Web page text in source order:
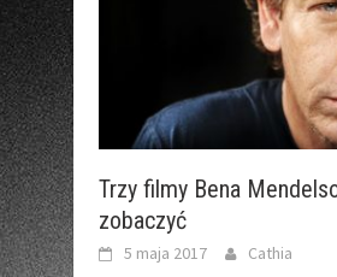
Trzy filmy Bena
zobaczyć
5 maja 2017 Cathia